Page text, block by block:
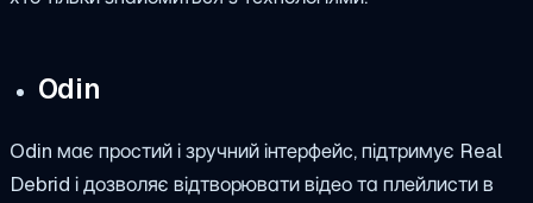
Odin
Odin має простий і зручний інтерфейс, підтримує Real
Debrid і дозволяє відтворювати відео та плейлисти в